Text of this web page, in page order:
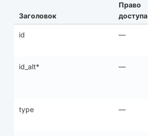
Заголовок
Право
доступа
id —
id_alt* —
type —